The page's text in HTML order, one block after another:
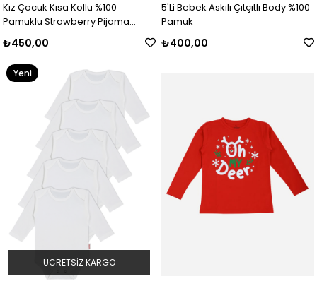
Kız Çocuk Kısa Kollu %100
Pamuklu Strawberry Pijama
Takımı Sarı
₺450,00
5'Li Bebek Askılı Çıtçıtlı Body %100
Pamuk
₺400,00
ÜCRETSIZ KARGO
Yeni